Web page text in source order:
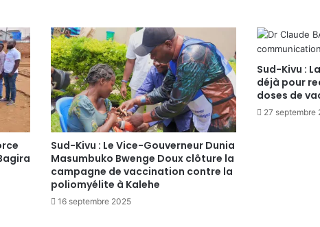
Sud-Kivu : Le Vice-Gouverneur Dunia
Masumbuko Bwenge Doux clôture la
campagne de vaccination contre la
poliomyélite à Kalehe
16 septembre 2025
Sud-Kivu :
déjà pour
doses de
27 septembre